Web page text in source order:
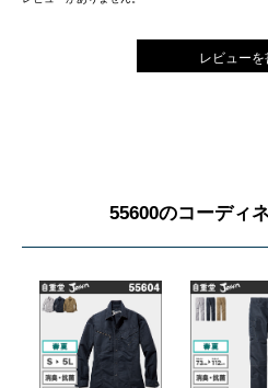
レビューを
55600のコーディ